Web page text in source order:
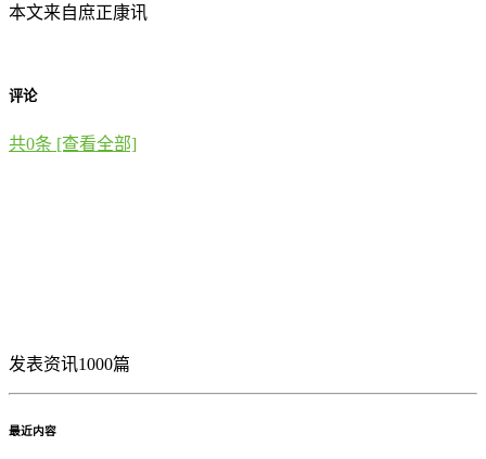
本文来自庶正康讯
评论
共0条 [查看全部]
发表资讯1000篇
最近内容